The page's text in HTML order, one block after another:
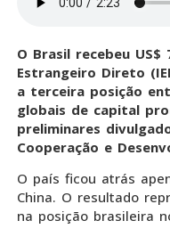
O Brasil recebeu
Estrangeiro Direto
a terceira posição
globais de capital
preliminares
Cooperação e
O país ficou atrás
China. O resultado
na posição brasileira